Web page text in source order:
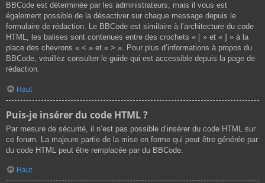
BBCode est déterminée par les administrateurs, mais il vous est
également possible de la désactiver sur chaque message depuis le
formulaire de rédaction. Le BBCode est similaire à l’architecture du code
HTML, les balises sont contenues entre des crochets « [ » et « ] » à la
place des chevrons « < » et « > ». Pour plus d’informations à propos du
BBCode, veuillez consulter le guide qui est accessible depuis la page de
rédaction.
Haut
Puis-je insérer du code HTML ?
Par mesure de sécurité, il n’est pas possible d’insérer du code HTML sur
ce forum. La majeure partie de la mise en forme qui peut être générée par
du code HTML peut être remplacée par du BBCode.
Haut